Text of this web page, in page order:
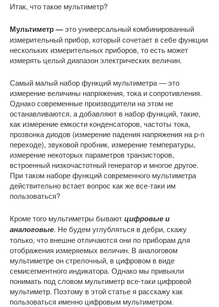
Итак, что такое мультиметр?
Мультиметр —это универсальный комбинированный
измерительный прибор, который сочетает в себе функции
нескольких измерительных приборов, то есть может
измерять целый диапазон электрических величин.
Самый малый набор функций мультиметра — это
измерение величины напряжения, тока и сопротивления.
Однако современные производители на этом не
останавливаются, а добавляют в набор функций, такие,
как измерение емкости конденсаторов, частоты тока,
прозвонка диодов (измерение падения напряжения на p-n
переходе), звуковой пробник, измерение температуры,
измерение некоторых параметров транзисторов,
встроенный низкочастотный генератор и многое другое.
При таком наборе функций современного мультиметра
действительно встает вопрос как же все-таки им
пользоваться?
Кроме того мультиметры бываютцифровые и
аналоговые. Не будем углубляться в дебри, скажу
только, что внешне отличаются они по приборам для
отображения измеряемых величин. В аналоговом
мультиметре он стрелочный, в цифровом в виде
семисегментного индикатора. Однако мы привыкли
понимать под словом мультиметр все-таки цифровой
мультиметр. Поэтому в этой статье я расскажу как
пользоваться именно цифровым мультиметром.